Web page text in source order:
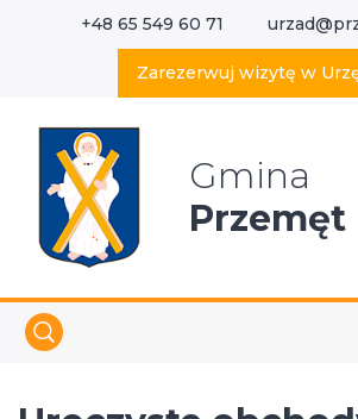
+48 65 549 60 71
Zarezerwuj wizytę w
Gmina
Przemęt
Wyszukaj w serwisie